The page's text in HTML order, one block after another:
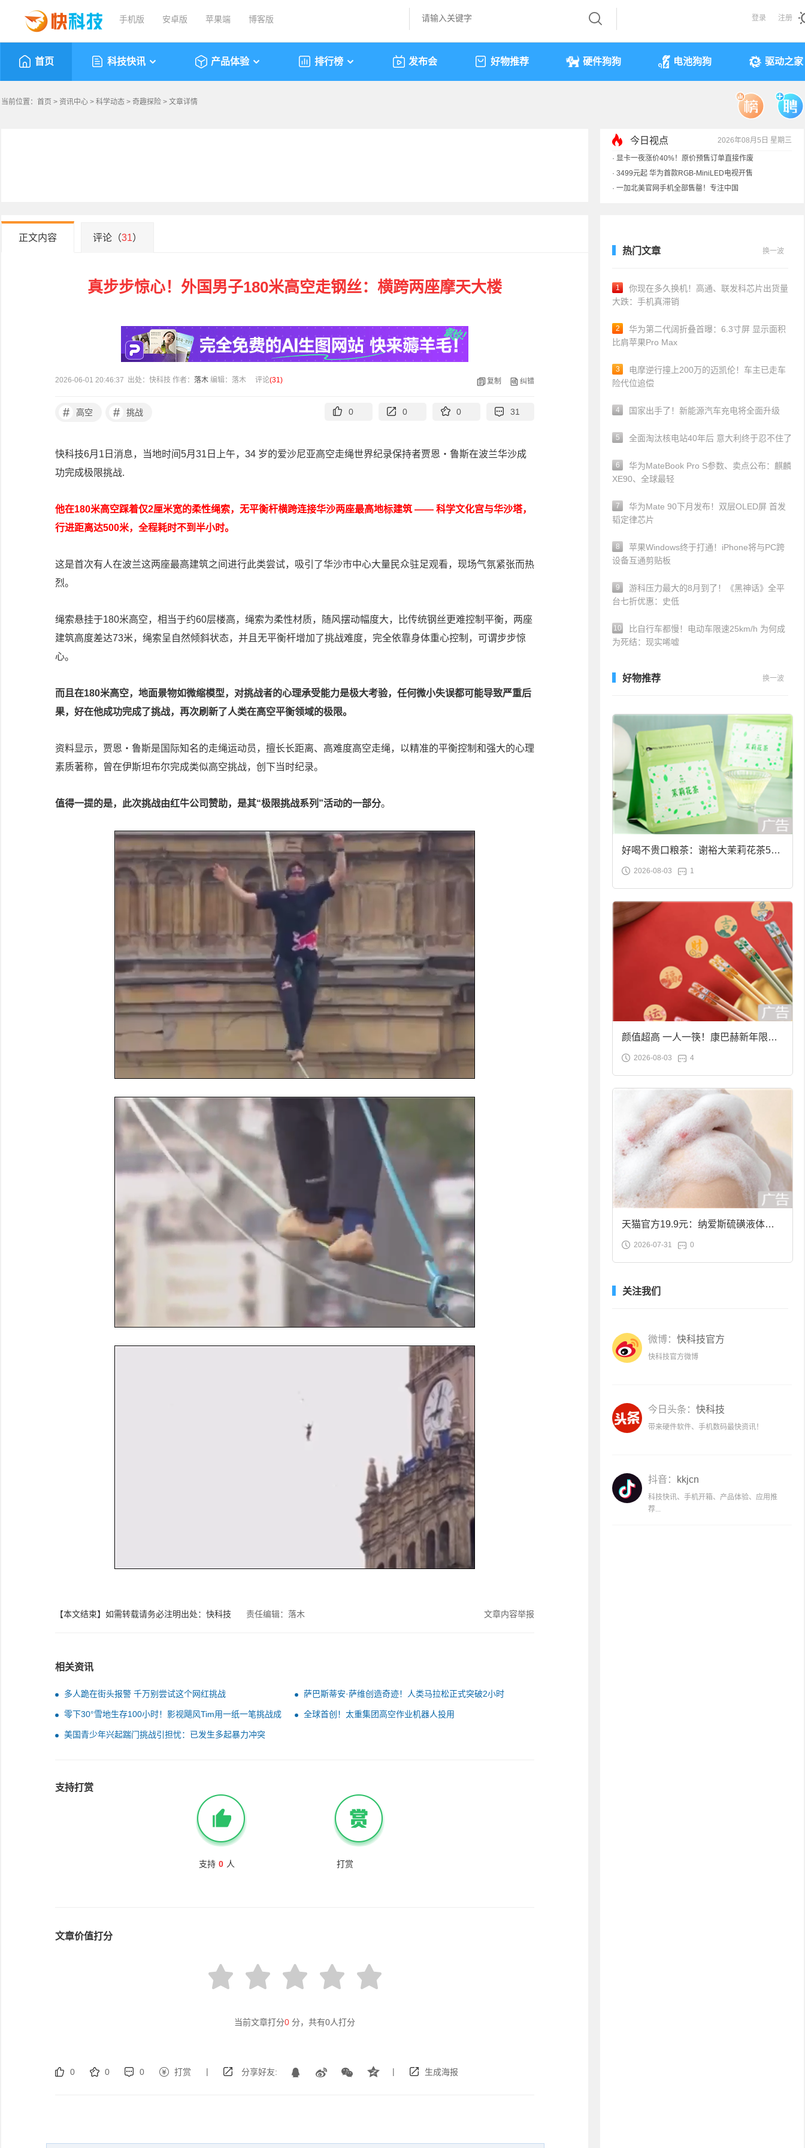
手机版 安卓版 苹果端 博客版 登录 注册
首页 科技快讯 产品体验 排行榜 发布会 好物推荐 硬件狗狗 电池狗狗 驱动之家
当前位置： 首页 > 资讯中心 > 科学动态 > 奇趣探险 > 文章详情
今日视点 2026年08月5日 星期三
· 显卡一夜涨价40%！原价预售订单直接作废
· 3499元起 华为首款RGB-MiniLED电视开售
· 一加北美官网手机全部售罄！专注中国
正文内容 评论（31）
真步步惊心！外国男子180米高空走钢丝：横跨两座摩天大楼
2026-06-01 20:46:37 出处：快科技 作者： 落木 编辑：落木 评论(31) 复制 纠错
# 高空 # 挑战 0 0 0 31
快科技6月1日消息，当地时间5月31日上午，34 岁的爱沙尼亚高空走绳世界纪录保持者贾恩・鲁斯在波兰华沙成
功完成极限挑战.
他在180米高空踩着仅2厘米宽的柔性绳索，无平衡杆横跨连接华沙两座最高地标建筑 —— 科学文化宫与华沙塔，
行进距离达500米，全程耗时不到半小时。
这是首次有人在波兰这两座最高建筑之间进行此类尝试，吸引了华沙市中心大量民众驻足观看，现场气氛紧张而热
烈。
绳索悬挂于180米高空，相当于约60层楼高，绳索为柔性材质，随风摆动幅度大，比传统钢丝更难控制平衡，两座
建筑高度差达73米，绳索呈自然倾斜状态，并且无平衡杆增加了挑战难度，完全依靠身体重心控制，可谓步步惊
心。
而且在180米高空，地面景物如微缩模型，对挑战者的心理承受能力是极大考验，任何微小失误都可能导致严重后
果，好在他成功完成了挑战，再次刷新了人类在高空平衡领域的极限。
资料显示，贾恩・鲁斯是国际知名的走绳运动员，擅长长距离、高难度高空走绳，以精准的平衡控制和强大的心理
素质著称，曾在伊斯坦布尔完成类似高空挑战，创下当时纪录。
值得一提的是，此次挑战由红牛公司赞助，是其“极限挑战系列”活动的一部分。
【本文结束】如需转载请务必注明出处：快科技 责任编辑：落木 文章内容举报
相关资讯
多人跪在街头报警 千万别尝试这个网红挑战 萨巴斯蒂安·萨维创造奇迹！人类马拉松正式突破2小时
零下30°雪地生存100小时！影视飓风Tim用一纸一笔挑战成
全球首创！太重集团高空作业机器人投用
美国青少年兴起踹门挑战引担忧：已发生多起暴力冲突
支持打赏
支持 0 人 打赏
文章价值打分
当前文章打分0 分，共有0人打分
0 0 0 打赏 | 分享好友: | 生成海报
热门文章 换一波
1
你现在多久换机！高通、联发科芯片出货量
大跌：手机真滞销
2
华为第二代阔折叠首曝：6.3寸屏 显示面积
比肩苹果Pro Max
3
电摩逆行撞上200万的迈凯伦！车主已走车
险代位追偿
4 国家出手了！新能源汽车充电将全面升级
5 全面淘汰核电站40年后 意大利终于忍不住了
6
华为MateBook Pro S参数、卖点公布：麒麟
XE90、全球最轻
7
华为Mate 90下月发布！双层OLED屏 首发
韬定律芯片
8
苹果Windows终于打通！iPhone将与PC跨
设备互通剪贴板
9
游科压力最大的8月到了！《黑神话》全平
台七折优惠：史低
10
比自行车都慢！电动车限速25km/h 为何成
为死结：现实唏嘘
好物推荐 换一波
好喝不贵口粮茶：谢裕大茉莉花茶50g
袋装9.9元到手
2026-08-03 1
颜值超高 一人一筷！康巴赫新年限定
合金筷子大促：19.9元
2026-08-03 4
天猫官方19.9元：纳爱斯硫磺液体香
皂2斤大促
2026-07-31 0
关注我们
微博： 快科技官方
快科技官方微博
今日头条： 快科技
带来硬件软件、手机数码最快资讯！
抖音： kkjcn
科技快讯、手机开箱、产品体验、应用推
荐...